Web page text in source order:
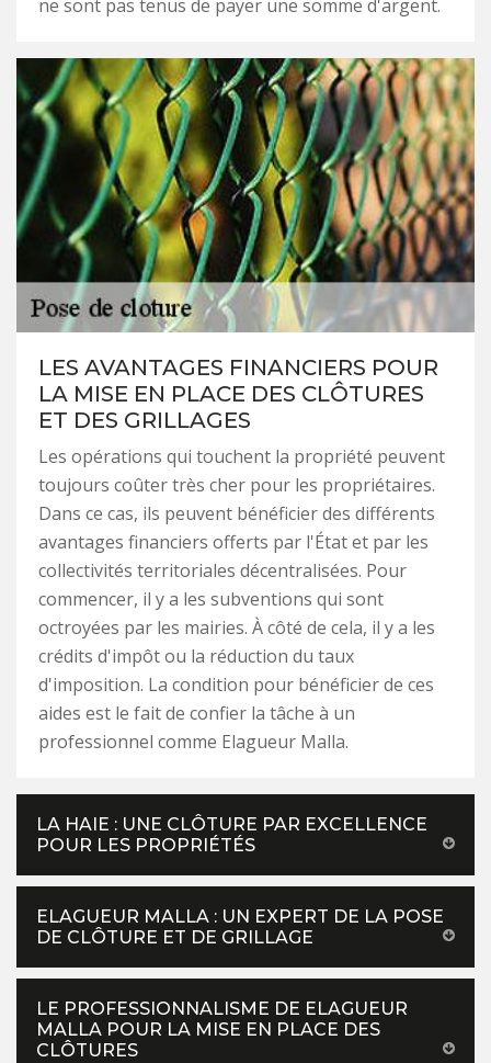
ne sont pas tenus de payer une somme d'argent.
LES AVANTAGES FINANCIERS POUR
LA MISE EN PLACE DES CLÔTURES
ET DES GRILLAGES
Les opérations qui touchent la propriété peuvent
toujours coûter très cher pour les propriétaires.
Dans ce cas, ils peuvent bénéficier des différents
avantages financiers offerts par l'État et par les
collectivités territoriales décentralisées. Pour
commencer, il y a les subventions qui sont
octroyées par les mairies. À côté de cela, il y a les
crédits d'impôt ou la réduction du taux
d'imposition. La condition pour bénéficier de ces
aides est le fait de confier la tâche à un
professionnel comme Elagueur Malla.
LA HAIE : UNE CLÔTURE PAR EXCELLENCE
POUR LES PROPRIÉTÉS
ELAGUEUR MALLA : UN EXPERT DE LA POSE
DE CLÔTURE ET DE GRILLAGE
LE PROFESSIONNALISME DE ELAGUEUR
MALLA POUR LA MISE EN PLACE DES
CLÔTURES